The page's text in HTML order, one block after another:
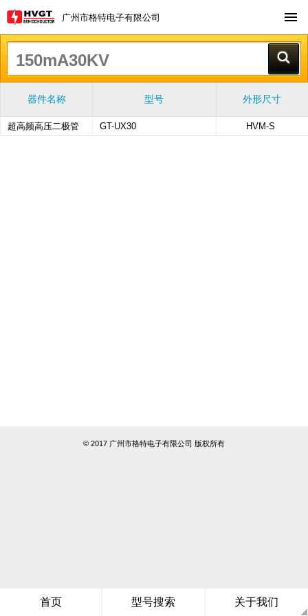
广州市格特电子有限公司
首页 型号搜索 关于我们
器件名称 型号 外形尺寸
超高频高压二极管 GT-UX30 HVM-S
© 2017 广州市格特电子有限公司 版权所有